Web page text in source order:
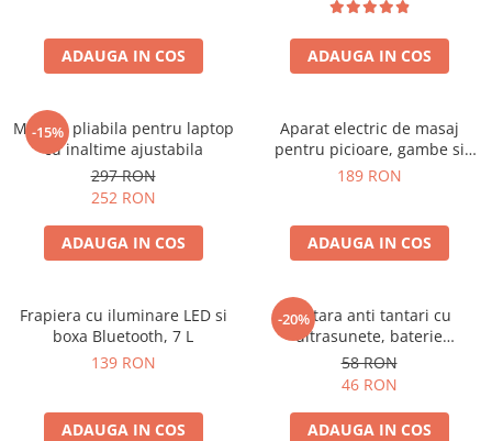
ADAUGA IN COS ADAUGA IN COS
-15%
Masuta pliabila pentru laptop
cu inaltime ajustabila
297 RON
252 RON
ADAUGA IN COS
Aparat electric de masaj
pentru picioare, gambe si
brate
189 RON
ADAUGA IN COS
Frapiera cu iluminare LED si
boxa Bluetooth, 7 L
139 RON
ADAUGA IN COS
-20%
Bratara anti tantari cu
ultrasunete, baterie
reincarcabila 90mAh
58 RON
46 RON
ADAUGA IN COS